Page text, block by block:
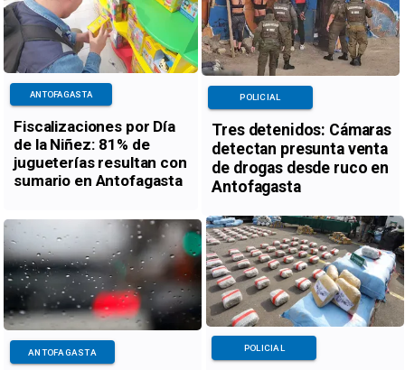
Fiscalizaciones por Día
de la Niñez: 81% de
jugueterías resultan con
sumario en Antofagasta
ANTOFAGASTA
Tres detenidos: Cámaras
detectan presunta venta
de drogas desde ruco en
Antofagasta
POLICIAL
ANTOFAGASTA POLICIAL